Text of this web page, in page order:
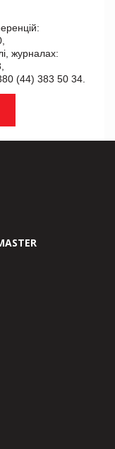
журналах:
(44) 383 50 34.